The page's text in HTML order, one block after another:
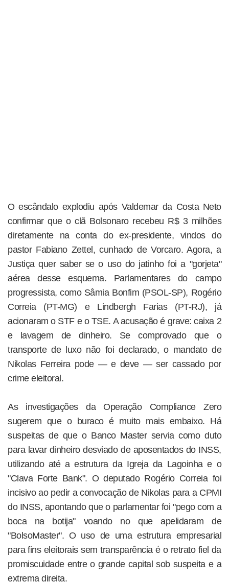
O escândalo explodiu após Valdemar da Costa Neto
confirmar que o clã Bolsonaro recebeu R$ 3 milhões
diretamente na conta do ex-presidente, vindos do
pastor Fabiano Zettel, cunhado de Vorcaro. Agora, a
Justiça quer saber se o uso do jatinho foi a "gorjeta"
aérea desse esquema. Parlamentares do campo
progressista, como Sâmia Bonfim (PSOL-SP), Rogério
Correia (PT-MG) e Lindbergh Farias (PT-RJ), já
acionaram o STF e o TSE. A acusação é grave: caixa 2
e lavagem de dinheiro. Se comprovado que o
transporte de luxo não foi declarado, o mandato de
Nikolas Ferreira pode — e deve — ser cassado por
crime eleitoral.
As investigações da Operação Compliance Zero
sugerem que o buraco é muito mais embaixo. Há
suspeitas de que o Banco Master servia como duto
para lavar dinheiro desviado de aposentados do INSS,
utilizando até a estrutura da Igreja da Lagoinha e o
"Clava Forte Bank". O deputado Rogério Correia foi
incisivo ao pedir a convocação de Nikolas para a CPMI
do INSS, apontando que o parlamentar foi "pego com a
boca na botija" voando no que apelidaram de
"BolsoMaster". O uso de uma estrutura empresarial
para fins eleitorais sem transparência é o retrato fiel da
promiscuidade entre o grande capital sob suspeita e a
extrema direita.